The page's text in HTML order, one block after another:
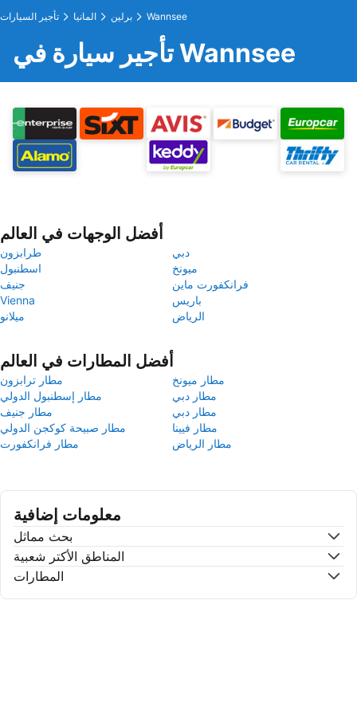
تأجير السيارات المانيا برلين Wannsee
تأجير سيارة في Wannsee
أفضل الوجهات في العالم
طرابزون
دبي
اسطنبول
ميونخ
جنيف
فرانكفورت ماين
Vienna
باريس
ميلانو
الرياض
أفضل المطارات في العالم
مطار ترابزون
مطار ميونخ
مطار إسطنبول الدولي
مطار دبي
مطار جنيف
مطار دبي
مطار صبيحة كوكجن الدولي
مطار فيينا
مطار فرانكفورت
مطار الرياض
معلومات إضافية
بحث مماثل
المناطق الأكتر شعبية
المطارات